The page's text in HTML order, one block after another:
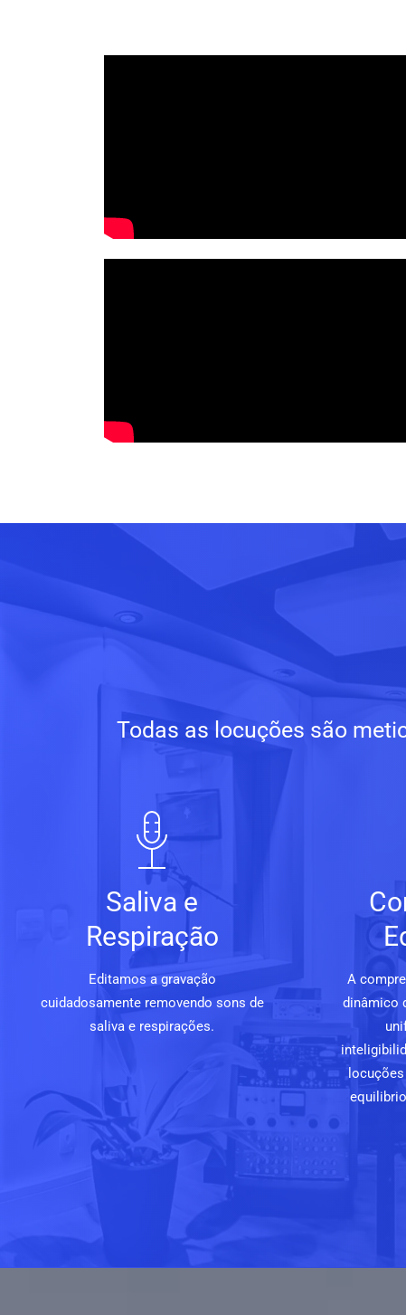
Todas as locuções são
Saliva e
Respiração
Editamos a gravação
cuidadosamente removendo sons de
saliva e respirações.
A
dinâmico